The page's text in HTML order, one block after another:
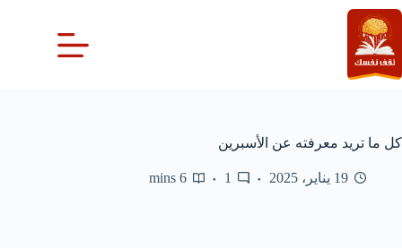
التجاوز
إلى
المحتوى
كل ما تريد معرفته عن الأسبرين
19 يناير، 2025 1
6 mins